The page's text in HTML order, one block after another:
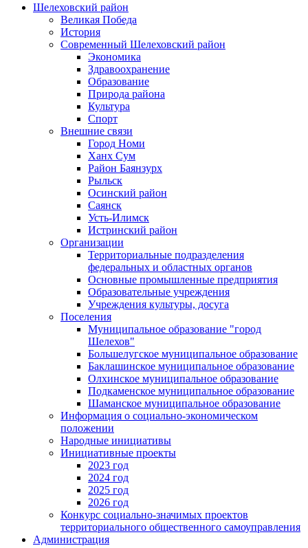
Шелеховский район
Великая Победа
История
Современный Шелеховский район
Экономика
Здравоохранение
Образование
Природа района
Культура
Спорт
Внешние связи
Город Номи
Ханх Сум
Район Баянзурх
Рыльск
Осинский район
Саянск
Усть-Илимск
Истринский район
Организации
Территориальные подразделения
федеральных и областных органов
Основные промышленные предприятия
Образовательные учреждения
Учреждения культуры, досуга
Поселения
Муниципальное образование "город
Шелехов"
Большелугское муниципальное образование
Баклашинское муниципальное образование
Олхинское муниципальное образование
Подкаменское муниципальное образование
Шаманское муниципальное образование
Информация о социально-экономическом
положении
Народные инициативы
Инициативные проекты
2023 год
2024 год
2025 год
2026 год
Конкурс социально-значимых проектов
территориального общественного самоуправления
Администрация